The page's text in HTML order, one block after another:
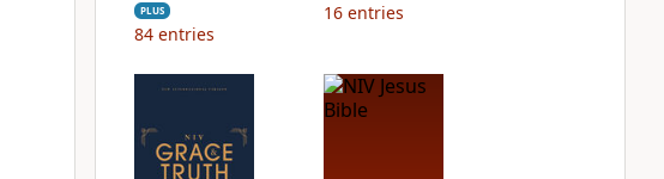
PLUS
84 entries
16 entries